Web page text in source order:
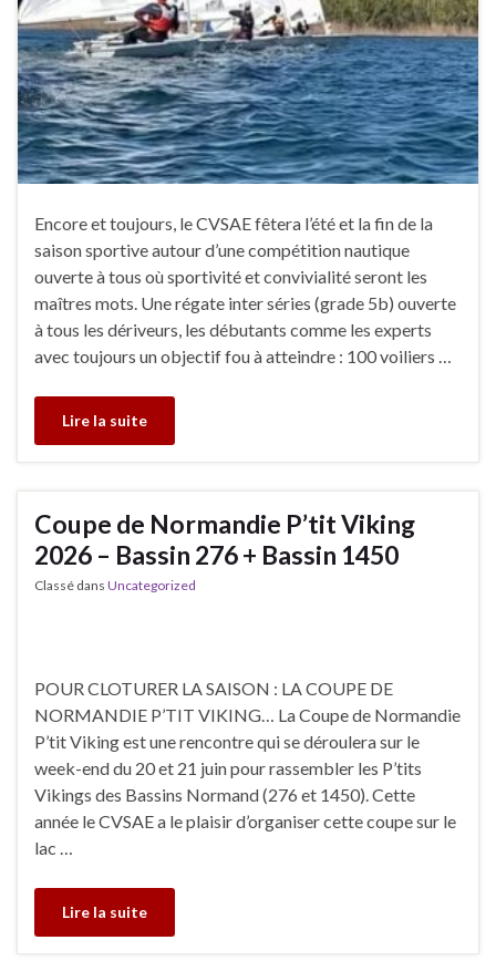
Encore et toujours, le CVSAE fêtera l’été et la fin de la
saison sportive autour d’une compétition nautique
ouverte à tous où sportivité et convivialité seront les
maîtres mots. Une régate inter séries (grade 5b) ouverte
à tous les dériveurs, les débutants comme les experts
avec toujours un objectif fou à atteindre : 100 voiliers …
Lire la suite
Coupe de Normandie P’tit Viking
2026 – Bassin 276 + Bassin 1450
Classé dans Uncategorized
POUR CLOTURER LA SAISON : LA COUPE DE
NORMANDIE P’TIT VIKING… La Coupe de Normandie
P’tit Viking est une rencontre qui se déroulera sur le
week-end du 20 et 21 juin pour rassembler les P’tits
Vikings des Bassins Normand (276 et 1450). Cette
année le CVSAE a le plaisir d’organiser cette coupe sur le
lac …
Lire la suite